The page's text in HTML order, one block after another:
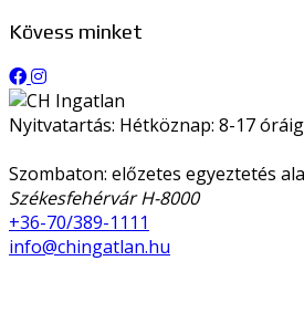
Kövess minket
Nyitvatartás: Hétköznap: 8-17 óráig
Szombaton: előzetes egyeztetés
Székesfehérvár H-8000
+36-70/389-1111
info@chingatlan.hu